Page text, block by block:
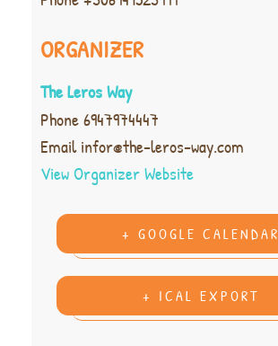
ORGANIZER
The Leros Way
Phone6947974447
Emailinfor@the-leros-way.com
View Organizer Website
+ GOOGLE CALENDAR
+ ICAL EXPORT